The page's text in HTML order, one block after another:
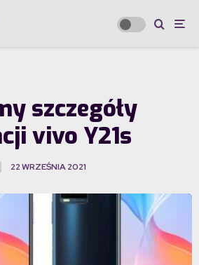
szczegóły
vivo Y21s
22 WRZEŚNIA 2021